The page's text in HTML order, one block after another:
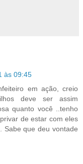
às 09:45
em ação, creio
deve ser assim
quanto você ..tenho
de estar com eles
Sabe que deu vontade